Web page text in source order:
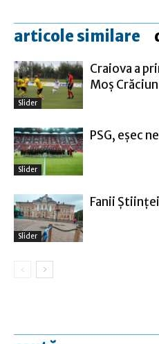
articole similare
Slider
Craiova a
Moş Crăciun
Slider
PSG, eşec
Slider
Fanii